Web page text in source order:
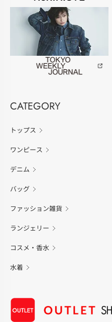
CATEGORY
トップス
ワンピース
デニム
バッグ
ファッション雑貨
ランジェリー
コスメ・香水
水着